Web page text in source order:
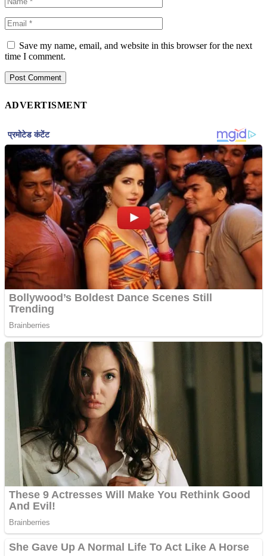
Save my name, email, and website in this browser for the next
time I comment.
ADVERTISMENT